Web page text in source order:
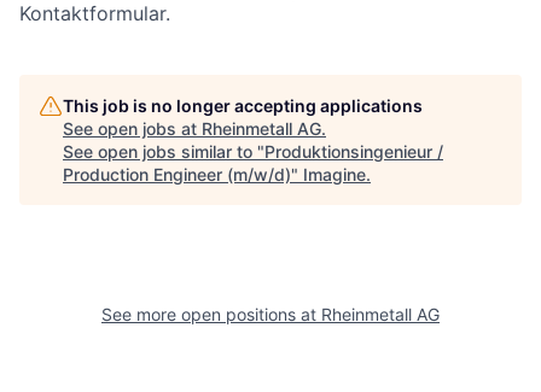
Kontaktformular.
This job is no longer accepting applications
See open jobs at Rheinmetall AG.
See open jobs similar to "Produktionsingenieur /
Production Engineer (m/w/d)" Imagine.
See more open positions at Rheinmetall AG